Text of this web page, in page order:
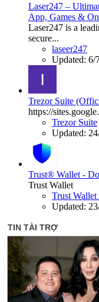
Laser247 –
App, Games &
Laser247 is a
secure...
laseer247
Updated: 6/
Trezor Suite
https://
Trezor Suite
Updated:
Trust® Wallet -
Trust Wallet
Trust Wallet
Updated: